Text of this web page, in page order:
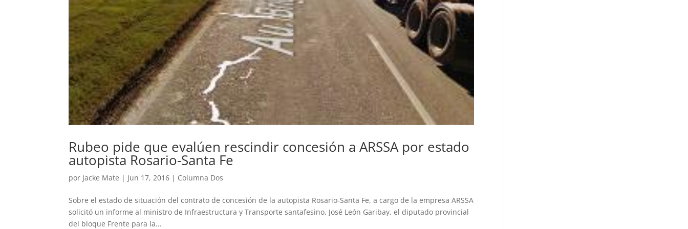
Rubeo pide que evalúen rescindir concesión a ARSSA por estado
autopista Rosario-Santa Fe
por Jacke Mate | Jun 17, 2016 | Columna Dos
Sobre el estado de situación del contrato de concesión de la autopista Rosario-Santa Fe, a cargo de la empresa ARSSA
solicitó un informe al ministro de Infraestructura y Transporte santafesino, José León Garibay, el diputado provincial
del bloque Frente para la...